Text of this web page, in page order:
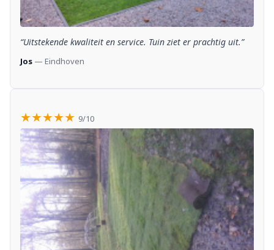
“Uitstekende kwaliteit en service. Tuin ziet er prachtig uit.”
Jos — Eindhoven
★★★★★ 9/10